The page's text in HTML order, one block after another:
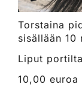
Torstaina
sisällään 10
Liput
10,00 euroa